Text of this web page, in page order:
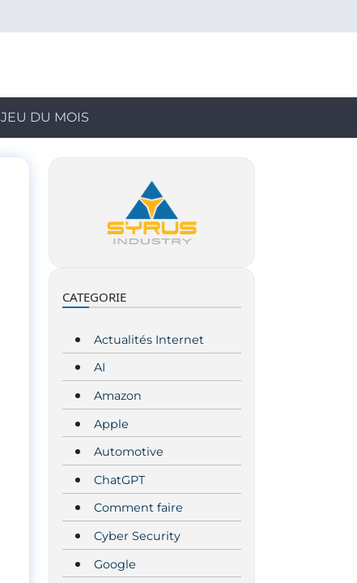
JEU DU MOIS
CATEGORIE
Actualités Internet
AI
Amazon
Apple
Automotive
ChatGPT
Comment faire
Cyber Security
Google